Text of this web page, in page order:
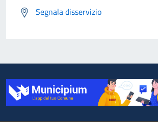
Segnala disservizio